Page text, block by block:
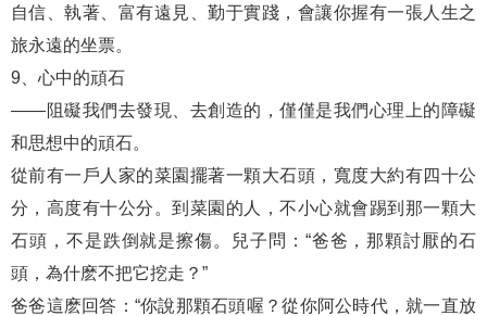
自信、執著、富有遠見、勤于實踐，會讓你握有一張人生之
旅永遠的坐票。
9、心中的頑石
——阻礙我們去發現、去創造的，僅僅是我們心理上的障礙
和思想中的頑石。
從前有一戶人家的菜園擺著一顆大石頭，寬度大約有四十公
分，高度有十公分。到菜園的人，不小心就會踢到那一顆大
石頭，不是跌倒就是擦傷。兒子問：“爸爸，那顆討厭的石
頭，為什麽不把它挖走？”
爸爸這麽回答：“你說那顆石頭喔？從你阿公時代，就一直放